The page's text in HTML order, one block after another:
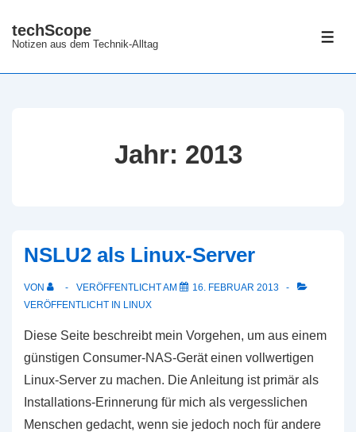
ZumtechScope
Notizen aus dem Technik-Alltag
Jahr: 2013
NSLU2 als Linux-Server
VON VERÖFFENTLICHT AM
16. FEBRUAR 2013
VERÖFFENTLICHT IN LINUX
Diese Seite beschreibt mein Vorgehen, um aus einem
günstigen Consumer-NAS-Gerät einen vollwertigen
Linux-Server zu machen. Die Anleitung ist primär als
Installations-Erinnerung für mich als vergesslichen
Menschen gedacht, wenn sie jedoch noch für andere